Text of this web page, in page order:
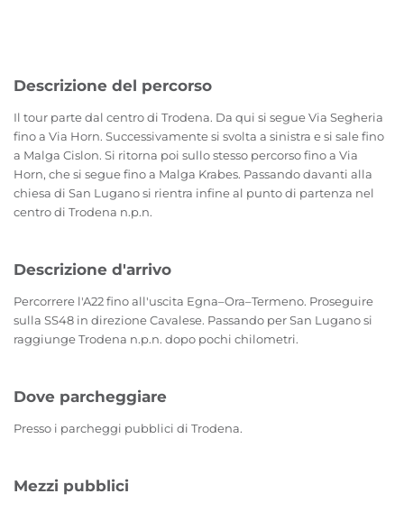
Descrizione del percorso
Il tour parte dal centro di Trodena. Da qui si segue Via Segheria
fino a Via Horn. Successivamente si svolta a sinistra e si sale fino
a Malga Cislon. Si ritorna poi sullo stesso percorso fino a Via
Horn, che si segue fino a Malga Krabes. Passando davanti alla
chiesa di San Lugano si rientra infine al punto di partenza nel
centro di Trodena n.p.n.
Descrizione d'arrivo
Percorrere l'A22 fino all'uscita Egna–Ora–Termeno. Proseguire
sulla SS48 in direzione Cavalese. Passando per San Lugano si
raggiunge Trodena n.p.n. dopo pochi chilometri.
Dove parcheggiare
Presso i parcheggi pubblici di Trodena.
Mezzi pubblici